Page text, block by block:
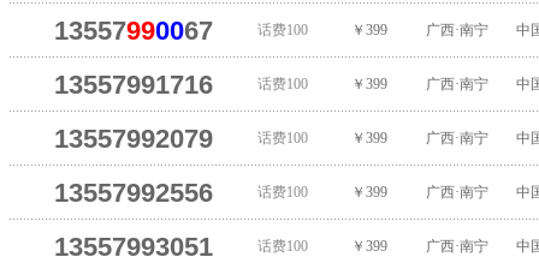
13557990067 话费100 ￥399 广西·南宁 中
13557991716 话费100 ￥399 广西·南宁 中
13557992079 话费100 ￥399 广西·南宁 中
13557992556 话费100 ￥399 广西·南宁 中
13557993051 话费100 ￥399 广西·南宁 中